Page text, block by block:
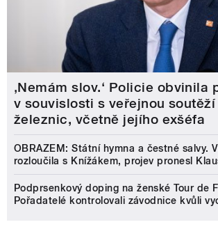
‚Nemám slov.‘ Policie obvinila
v souvislosti s veřejnou
železnic, včetně jejího exšéfa
OBRAZEM: Státní hymna a čestné salvy.
rozloučila s Knížákem, projev pronesl
Podprsenkový doping na ženské Tour de
Pořadatelé kontrolovali závodnice kvůli